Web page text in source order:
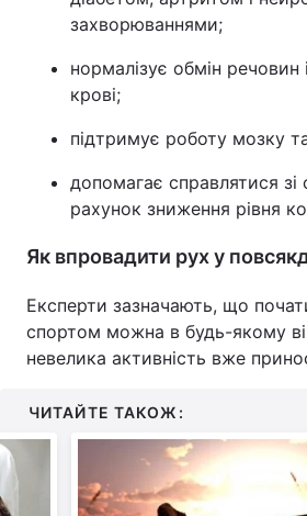
захворюваннями;
нормалізує обмін речовин
крові;
підтримує роботу мозку
допомагає справлятися зі
рахунок зниження рівня
Як впровадити рух у
Експерти зазначають, що
спортом можна в будь-якому
невелика активність вже
ЧИТАЙТЕ ТАКОЖ: